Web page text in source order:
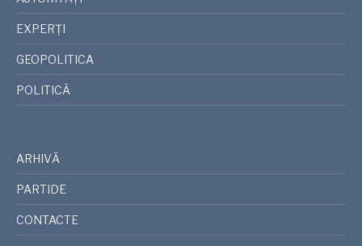
EXPERȚI
GEOPOLITICA
POLITICĂ
ARHIVĂ
PARTIDE
CONTACTE